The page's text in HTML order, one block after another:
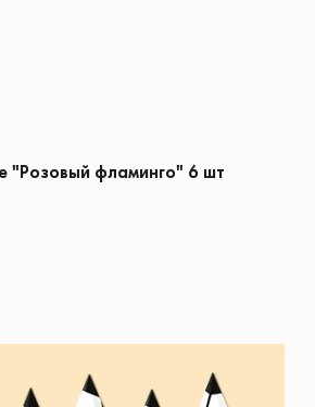
"Розовый фламинго" 6 шт